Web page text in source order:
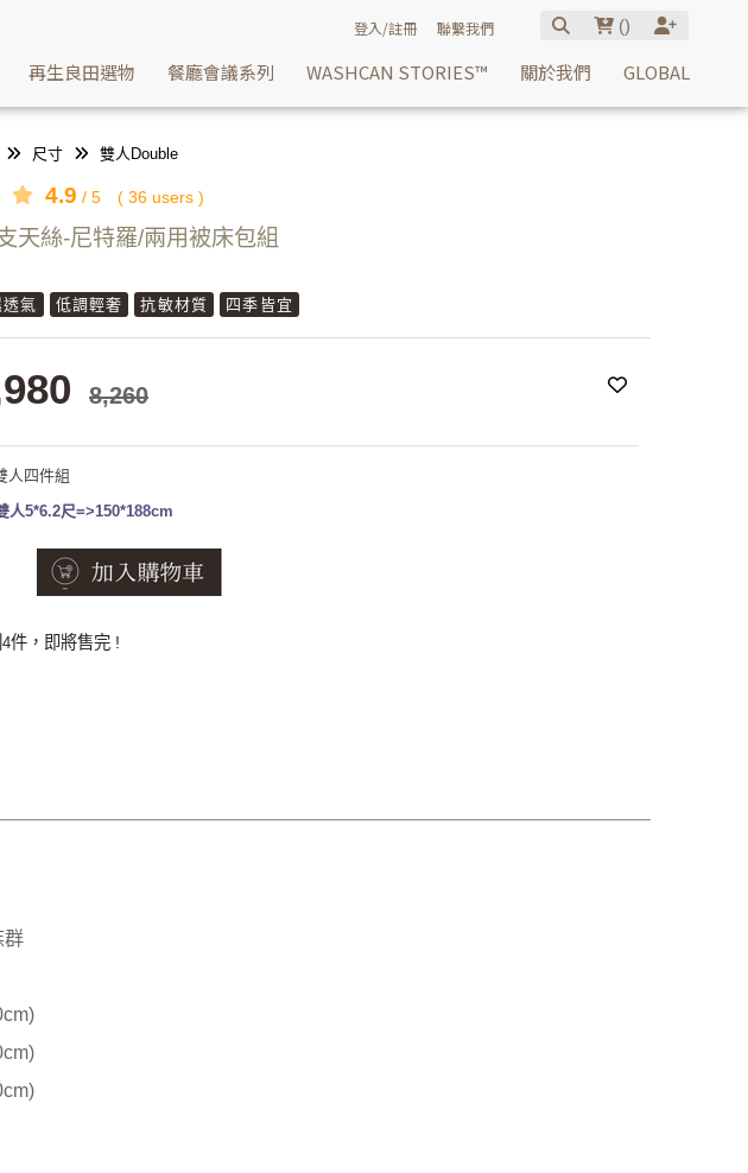
瓦士肯
登入/註冊 聯繫我們 ()
再生良田選物 餐廳會議系列 WASHCAN STORIES™ 關於我們 GLOBAL
尺寸 雙人Double
4.9 / 5 ( 36 users )
天絲-尼特羅/兩用被床包組
透氣 低調輕奢 抗敏材質 四季皆宜
8,260
人四件組
人5*6.2尺=>150*188cm
4件，即將售完 !
群